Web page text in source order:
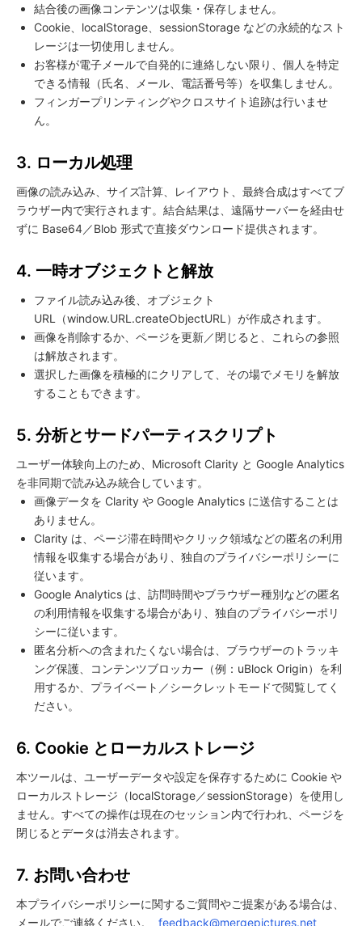
結合後の画像コンテンツは収集・保存しません。
Cookie、localStorage、sessionStorage などの永続的なスト
レージは一切使用しません。
お客様が電子メールで自発的に連絡しない限り、個人を特定
できる情報（氏名、メール、電話番号等）を収集しません。
フィンガープリンティングやクロスサイト追跡は行いませ
ん。
3. ローカル処理
画像の読み込み、サイズ計算、レイアウト、最終合成はすべてブ
ラウザー内で実行されます。結合結果は、遠隔サーバーを経由せ
ずに Base64／Blob 形式で直接ダウンロード提供されます。
4. 一時オブジェクトと解放
ファイル読み込み後、オブジェクト
URL（window.URL.createObjectURL）が作成されます。
画像を削除するか、ページを更新／閉じると、これらの参照
は解放されます。
選択した画像を積極的にクリアして、その場でメモリを解放
することもできます。
5. 分析とサードパーティスクリプト
ユーザー体験向上のため、Microsoft Clarity と Google Analytics
を非同期で読み込み統合しています。
画像データを Clarity や Google Analytics に送信することは
ありません。
Clarity は、ページ滞在時間やクリック領域などの匿名の利用
情報を収集する場合があり、独自のプライバシーポリシーに
従います。
Google Analytics は、訪問時間やブラウザー種別などの匿名
の利用情報を収集する場合があり、独自のプライバシーポリ
シーに従います。
匿名分析への含まれたくない場合は、ブラウザーのトラッキ
ング保護、コンテンツブロッカー（例：uBlock Origin）を利
用するか、プライベート／シークレットモードで閲覧してく
ださい。
6. Cookie とローカルストレージ
本ツールは、ユーザーデータや設定を保存するために Cookie や
ローカルストレージ（localStorage／sessionStorage）を使用し
ません。すべての操作は現在のセッション内で行われ、ページを
閉じるとデータは消去されます。
7. お問い合わせ
本プライバシーポリシーに関するご質問やご提案がある場合は、
メールでご連絡ください。 feedback@mergepictures.net